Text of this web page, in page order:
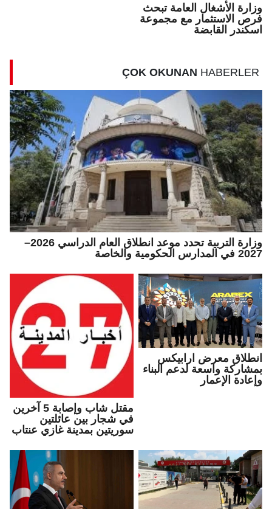
وزارة الأشغال العامة تبحث
فرص الاستثمار مع مجموعة
اسكندر القابضة
ÇOK OKUNAN HABERLER
وزارة التربية تحدد موعد انطلاق العام الدراسي 2026–
2027 في المدارس الحكومية والخاصة
انطلاق معرض ارابيكس
بمشاركة واسعة لدعم البناء
وإعادة الإعمار
مقتل شاب وإصابة 5 آخرين
في شجار بين عائلتين
سوريتين بمدينة غازي عنتاب